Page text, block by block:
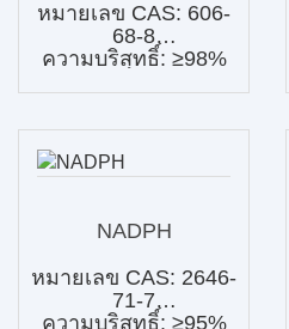
หมายเลข CAS: 606-
68-8
ความบริสุทธิ์: ≥98%
NADPH
หมายเลข CAS: 2646-
71-7
ความบริสุทธิ์: ≥95%